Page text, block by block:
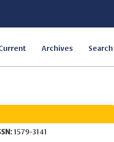
Archives Search
1579-3141